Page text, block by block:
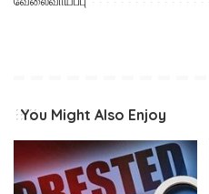
You Might Also Enjoy